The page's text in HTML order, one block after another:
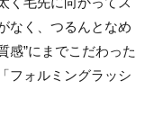
なく、つるんとなめ
感”にまでこだわった
フォルミングラッシ